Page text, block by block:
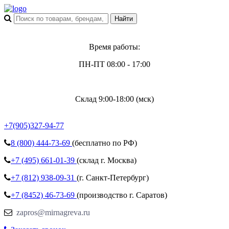
Время работы:
ПН-ПТ 08:00 - 17:00
Склад 9:00-18:00 (мск)
+7(905)327-94-77
8 (800) 444-73-69 (бесплатно по РФ)
+7 (495) 661-01-39 (склад г. Москва)
+7 (812) 938-09-31 (г. Санкт-Петербург)
+7 (8452) 46-73-69 (производство г. Саратов)
zapros@mirnagreva.ru